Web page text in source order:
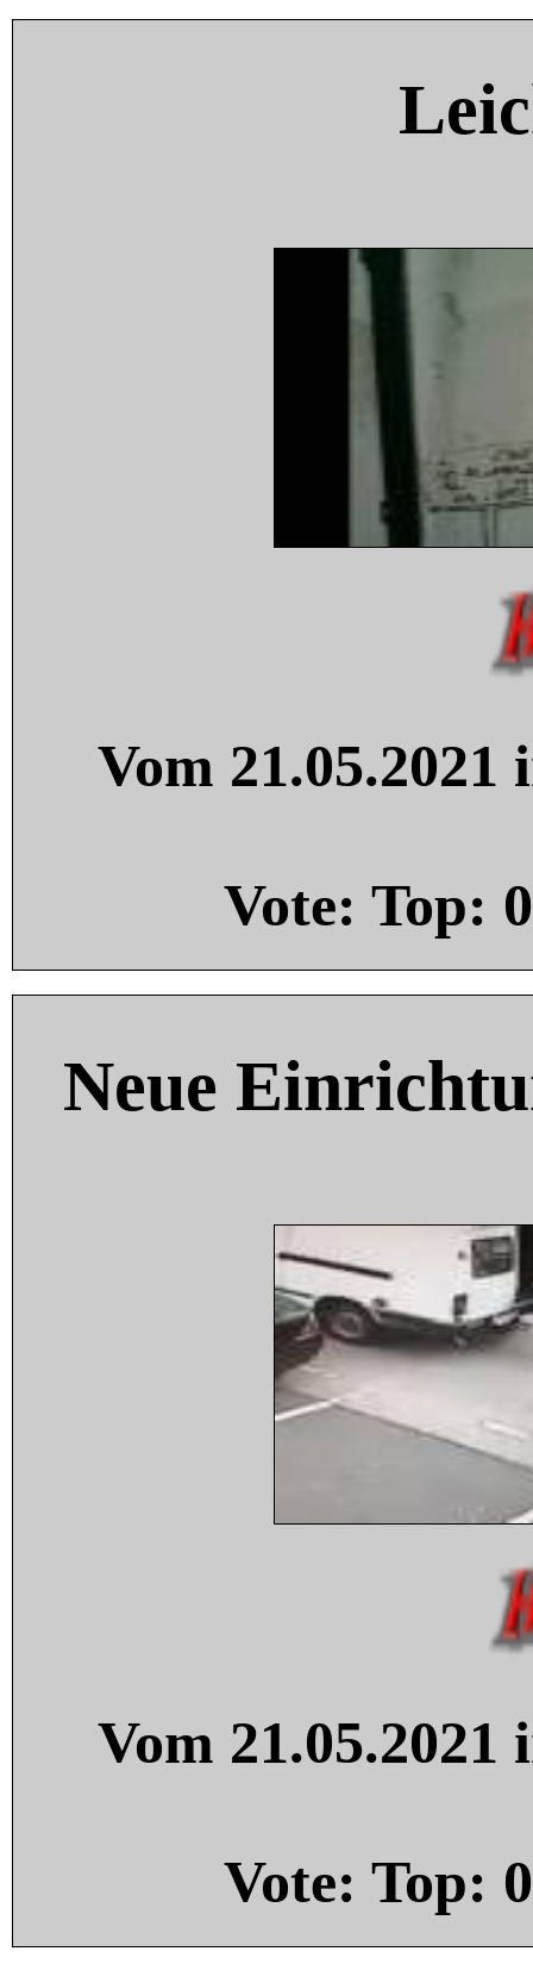
Vom
Vote: Top: 0
Neue
Vom
Vote: Top: 0